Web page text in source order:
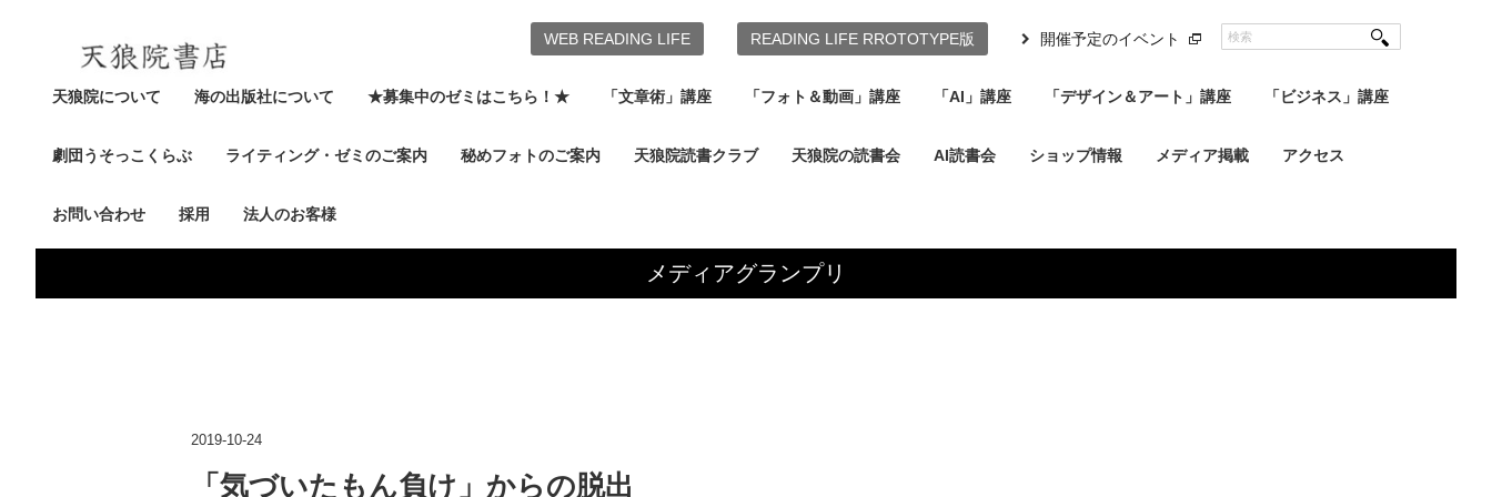
天狼院について 海の出版社について ★募集中のゼミはこちら！★ 「文章術」講座 「フォト＆動画」講座 「AI」講座 「デザイン＆アート」講座 「ビジネス」講座
劇団うそっこくらぶ ライティング・ゼミのご案内 秘めフォトのご案内 天狼院読書クラブ 天狼院の読書会 AI読書会 ショップ情報 メディア掲載 アクセス
お問い合わせ 採用 法人のお客様
WEB READING LIFE READING LIFE RROTOTYPE版 開催予定のイベント
メディアグランプリ
2019-10-24
「気づいたもん負け」からの脱出